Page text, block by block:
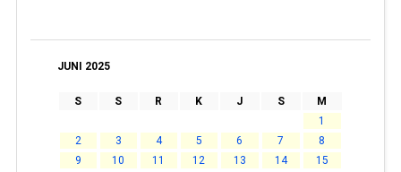
JUNI 2025
S S R K J S
M
1
2
3 4 5 6 7
8
9
10 11 12 13 14
15